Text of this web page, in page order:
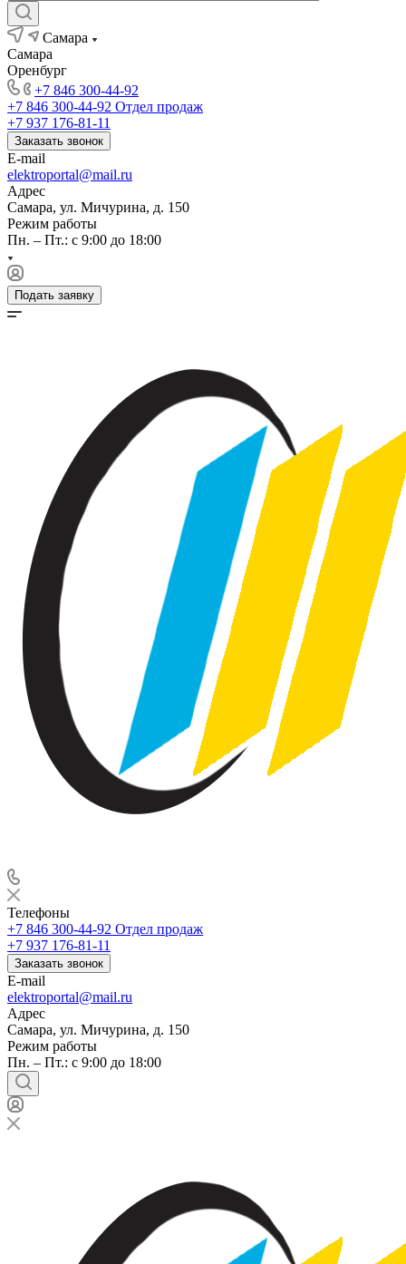
Самара
Самара
Оренбург
+7 846 300-44-92
+7 846 300-44-92 Отдел продаж
+7 937 176-81-11
Заказать звонок
E-mail
elektroportal@mail.ru
Адрес
Самара, ул. Мичурина, д. 150
Режим работы
Пн. – Пт.: с 9:00 до 18:00
Подать заявку
Телефоны
+7 846 300-44-92 Отдел продаж
+7 937 176-81-11
Заказать звонок
E-mail
elektroportal@mail.ru
Адрес
Самара, ул. Мичурина, д. 150
Режим работы
Пн. – Пт.: с 9:00 до 18:00